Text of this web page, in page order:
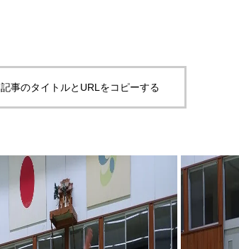
記事のタイトルとURLをコピーする